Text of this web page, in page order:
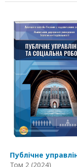
Публічне
Том 2 (2024)